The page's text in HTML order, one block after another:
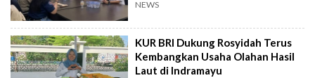
NEWS
KUR BRI Dukung Rosyidah Terus
Kembangkan Usaha Olahan Hasil
Laut di Indramayu